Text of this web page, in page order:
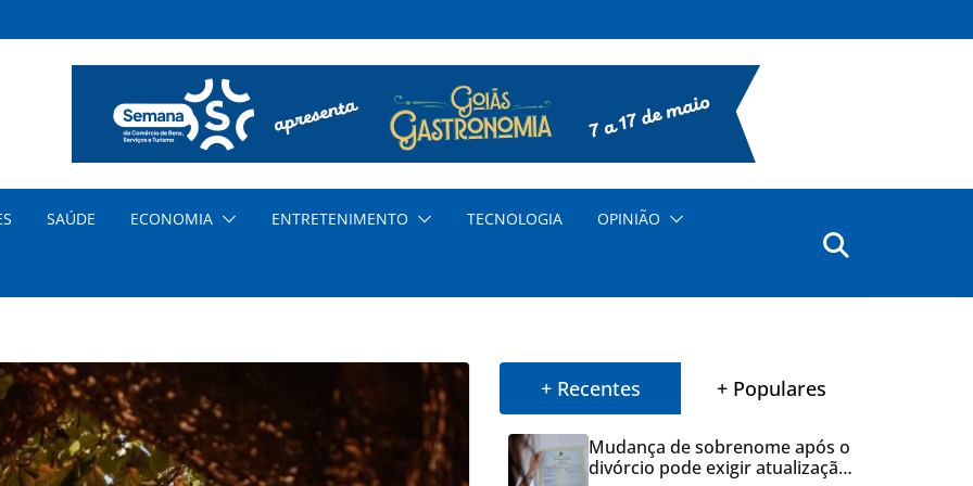
SAÚDE ECONOMIA ENTRETENIMENTO TECNOLOGIA OPINIÃO
+ Recentes + Populares
Mudança de sobrenome após o
divórcio pode exigir atualização